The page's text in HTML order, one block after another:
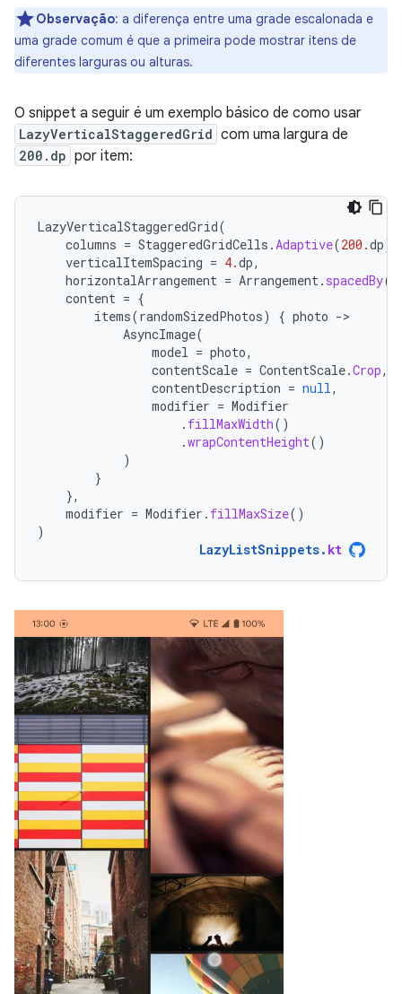
Observação: a diferença entre uma grade escalonada e
uma grade comum é que a primeira pode mostrar itens de
diferentes larguras ou alturas.
O snippet a seguir é um exemplo básico de como usar
LazyVerticalStaggeredGrid com uma largura de
200.dp por item:
LazyVerticalStaggeredGrid(
columns = StaggeredGridCells .Adaptive(200.dp),
verticalItemSpacing = 4.dp,
horizontalArrangement = Arrangement. spacedBy(
content = {
items(randomSizedPhotos) { photo -
AsyncImage(
model = photo,
contentScale = ContentScale.Crop,
contentDescription = null,
modifier = Modifier
. fillMaxWidth()
.wrapContentHeight()
)
}
},
modifier = Modifier . fillMaxSize()
)
LazyListSnippets. kt